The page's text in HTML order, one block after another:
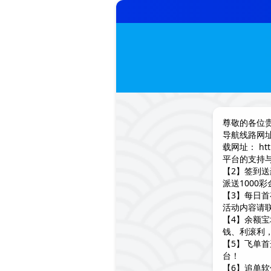
尊敬的各位
导航线路网
载网址：
平台的支持
【2】签到
派送1000彩
【3】每日
活动内容请
【4】余额
钱、利滚利
【5】飞单
台！
【6】追单